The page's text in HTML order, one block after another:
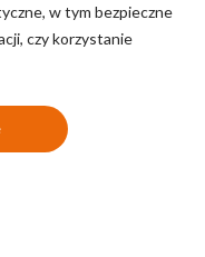
w tym bezpieczne
czy korzystanie